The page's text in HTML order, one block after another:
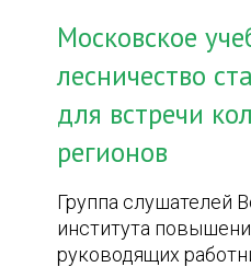
Московское
лесничество
для встречи
регионов
Группа слушателей
института
руководящих